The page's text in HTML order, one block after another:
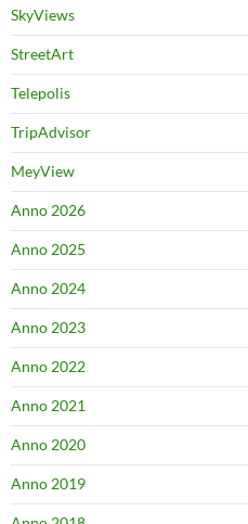
SkyViews
StreetArt
Telepolis
TripAdvisor
MeyView
Anno 2026
Anno 2025
Anno 2024
Anno 2023
Anno 2022
Anno 2021
Anno 2020
Anno 2019